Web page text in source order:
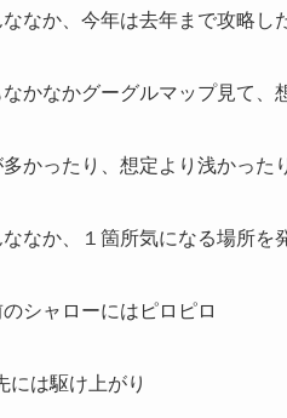
ななか、今年は去年まで攻略し
なかなかグーグルマップ見て、
かったり、想定より浅かった
ななか、１箇所気になる場所を
シャローにはピロピロ
には駆け上がり